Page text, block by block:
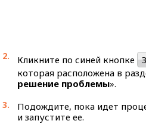
Кликните по синей кнопке
которая расположена в
решение проблемы».
Подождите, пока идет
и запустите ее.